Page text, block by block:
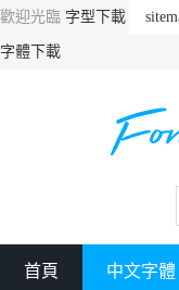
歡迎光臨 字型下載
字體下載
首頁 中文字體